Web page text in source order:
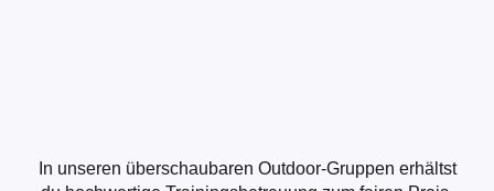
In unseren überschaubaren Outdoor-Gruppen erhältst